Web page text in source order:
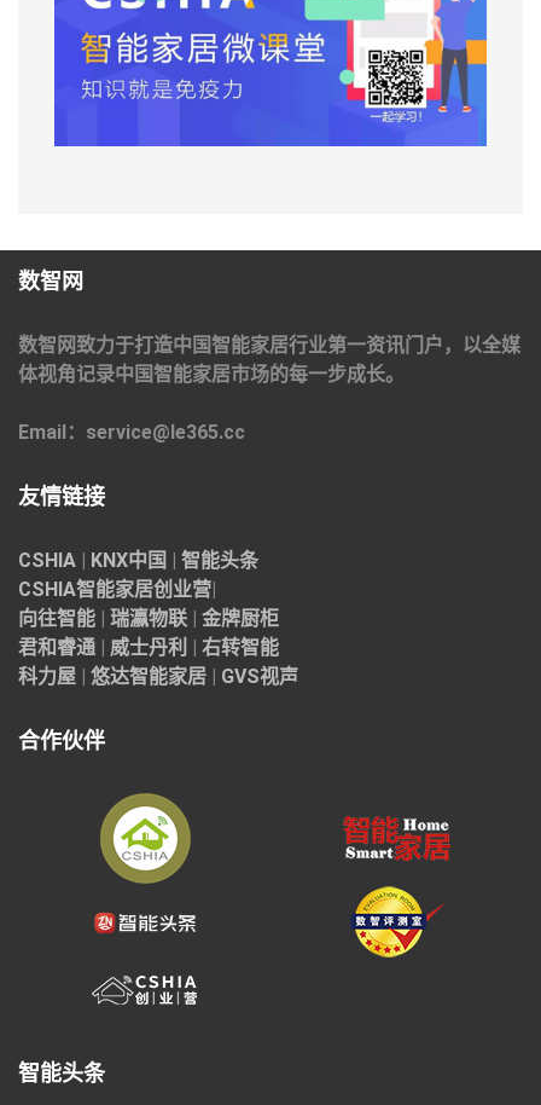
数智网
数智网致力于打造中国智能家居行业第一资讯门户，以全媒
体视角记录中国智能家居市场的每一步成长。
Email：service@le365.cc
友情链接
CSHIA KNX中国
智能头条
CSHIA智能家居创业营
向往智能
瑞瀛物联
金牌厨柜
君和睿通
威士丹利
右转智能
科力屋
悠达智能家居 GVS视声
合作伙伴
智能头条